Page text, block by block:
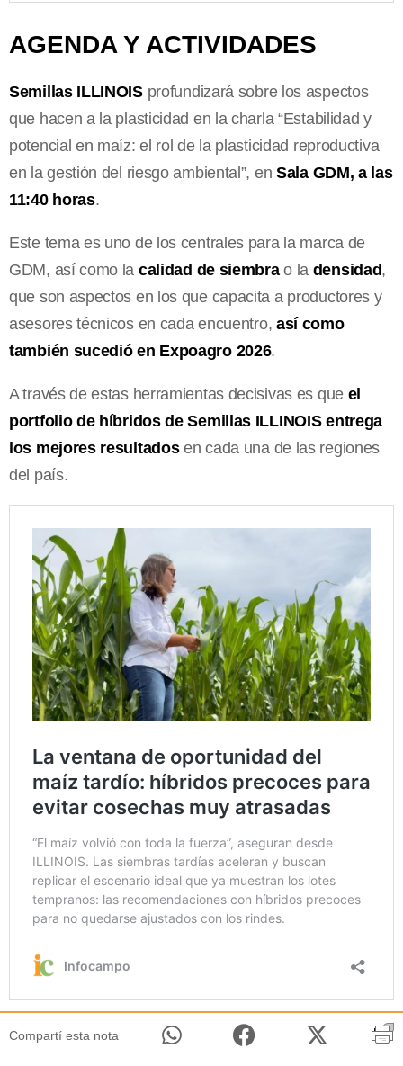
AGENDA Y ACTIVIDADES
Semillas ILLINOISprofundizará sobre los aspectos
que hacen a la plasticidad en la charla “Estabilidad y
potencial en maíz: el rol de la plasticidad reproductiva
en la gestión del riesgo ambiental”, en Sala GDM, a las
11:40 horas.
Este tema es uno de los centrales para la marca de
GDM, así como la calidad de siembrao la densidad,
que son aspectos en los que capacita a productores y
asesores técnicos en cada encuentro, así como
también sucedió en Expoagro 2026.
A través de estas herramientas decisivas es que el
portfolio de híbridos de Semillas ILLINOIS entrega
los mejores resultadosen cada una de las regiones
del país.
Compartí esta nota